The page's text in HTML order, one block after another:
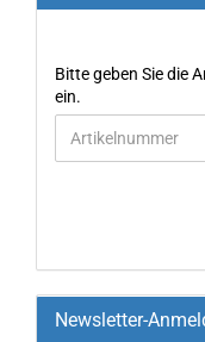
Bitte geben Sie die
ein.
Newsletter-